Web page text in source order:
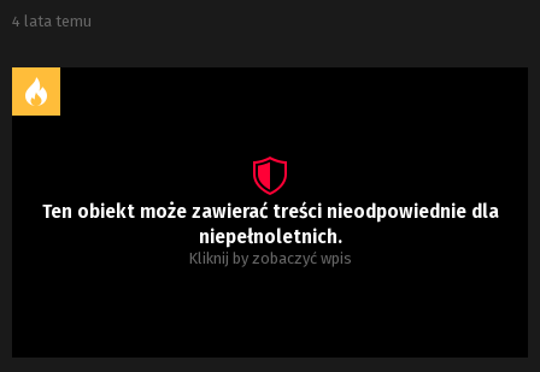
4 lata temu
Ten obiekt może zawierać treści nieodpowiednie dla
niepełnoletnich.
Kliknij by zobaczyć wpis